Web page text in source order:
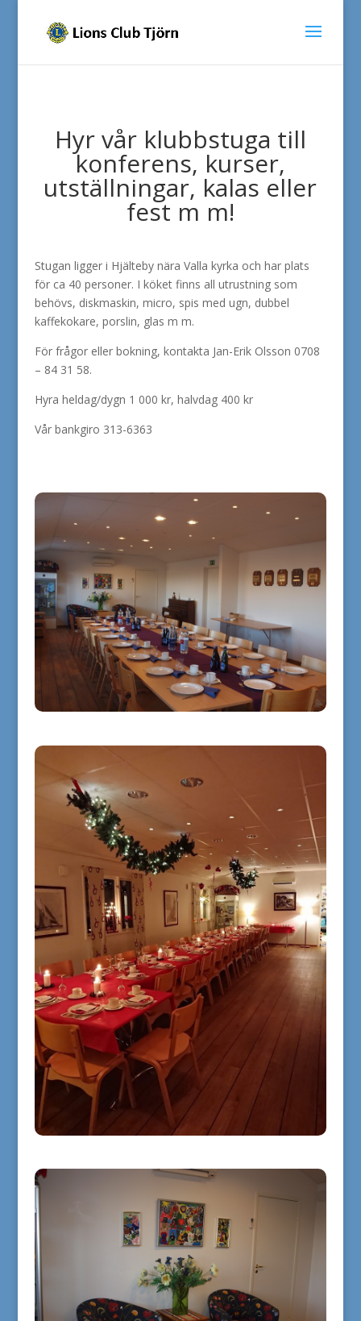
Hyr vår klubbstuga till
konferens, kurser,
utställningar, kalas eller
fest m m!
Stugan ligger i Hjälteby nära Valla kyrka och har plats
för ca 40 personer. I köket finns all utrustning som
behövs, diskmaskin, micro, spis med ugn, dubbel
kaffekokare, porslin, glas m m.
För frågor eller bokning, kontakta Jan-Erik Olsson 0708
– 84 31 58.
Hyra heldag/dygn 1 000 kr, halvdag 400 kr
Vår bankgiro 313-6363